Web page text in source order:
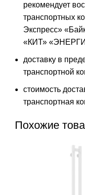
рекомендует
транспортных
Экспресс»
«КИТ»
доставку в
транспортной
стоимость
транспортная
Похожие